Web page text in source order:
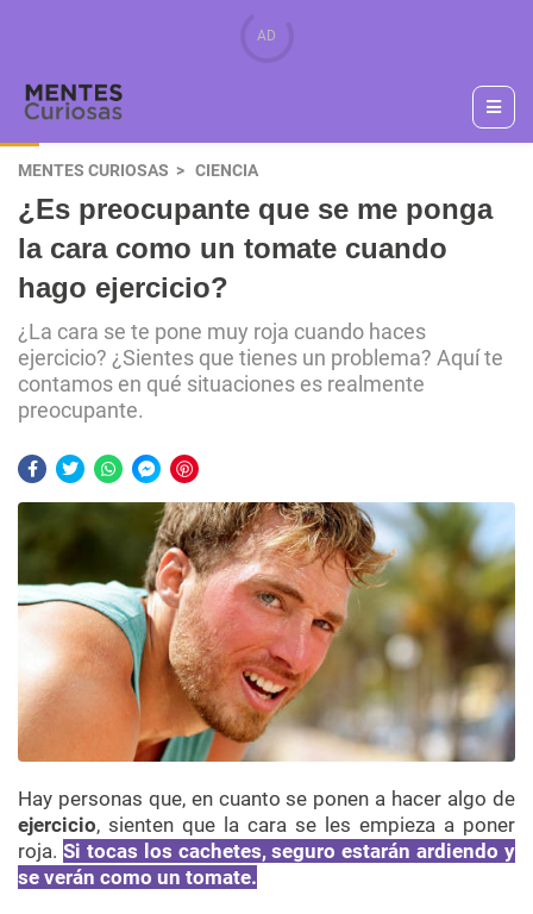
MENTES CURIOSAS CIENCIA
¿Es preocupante que se me ponga
la cara como un tomate cuando
hago ejercicio?
¿La cara se te pone muy roja cuando haces
ejercicio? ¿Sientes que tienes un problema? Aquí te
contamos en qué situaciones es realmente
preocupante.
Hay personas que, en cuanto se ponen a hacer algo de
ejercicio, sienten que la cara se les empieza a poner
roja. Si tocas los cachetes, seguro estarán ardiendo y
se verán como un tomate.